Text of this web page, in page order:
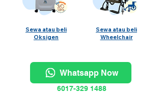
Sewa atau beli
Oksigen
Sewa atau beli
Wheelchair
Whatsapp Now
6017-329 1488